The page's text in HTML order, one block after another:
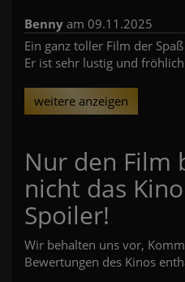
Benny am 09.11.2025
Ein ganz toller Film der
Er ist sehr lustig und
weitere anzeigen
Nur den Film
nicht das
Spoiler!
Wir behalten uns vor,
Bewertungen des Kinos